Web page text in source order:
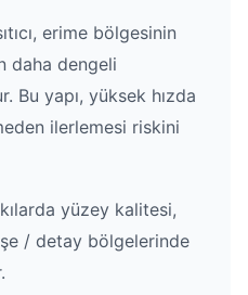
erime bölgesinin
daha dengeli
Bu yapı, yüksek hızda
ilerlemesi riskini
yüzey kalitesi,
/ detay bölgelerinde